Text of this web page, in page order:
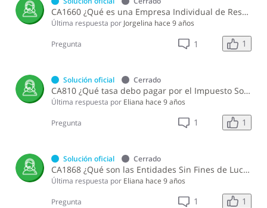
CA1660 ¿Qué es una Empresa Individual de Responsabilidad Limitada (EIRL)?
Última respuesta por Jorgelina hace 9 años
Pregunta 1 1
Solución oficial Cerrado
CA810 ¿Qué tasa debo pagar por el Impuesto Sobre la Ganancia de Capital?
Última respuesta por Eliana hace 9 años
Pregunta 1 1
Solución oficial Cerrado
CA1868 ¿Qué son las Entidades Sin Fines de Lucro (ASFL) y cómo se clasifican?
Última respuesta por Eliana hace 9 años
Pregunta 1 1